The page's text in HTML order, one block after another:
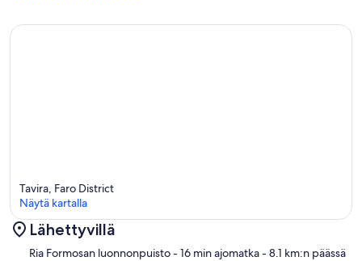
Kartta
Tavira, Faro District
Näytä kartalla
Lähettyvillä
Ria Formosan luonnonpuisto- 16 min ajomatka- 8.1 km:n päässä